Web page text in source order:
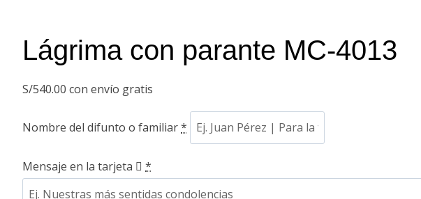
Lágrima con parante MC-4013
S/540.00 con envío gratis
Nombre del difunto o familiar*
Mensaje en la tarjeta *